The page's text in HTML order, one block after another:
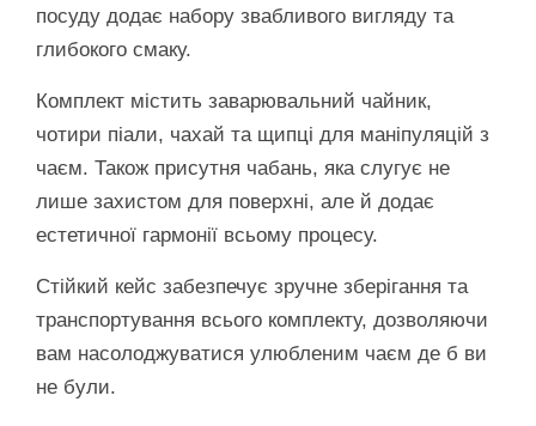
посуду додає набору звабливого вигляду та
глибокого смаку.
Комплект містить заварювальний чайник,
чотири піали, чахай та щипці для маніпуляцій з
чаєм. Також присутня чабань, яка слугує не
лише захистом для поверхні, але й додає
естетичної гармонії всьому процесу.
Стійкий кейс забезпечує зручне зберігання та
транспортування всього комплекту, дозволяючи
вам насолоджуватися улюбленим чаєм де б ви
не були.